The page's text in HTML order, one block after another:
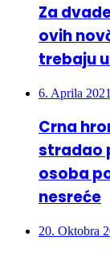
Za
ovih
trebaju
6. Aprila
Crna
stradao
osoba
nesreće
20. Oktobra